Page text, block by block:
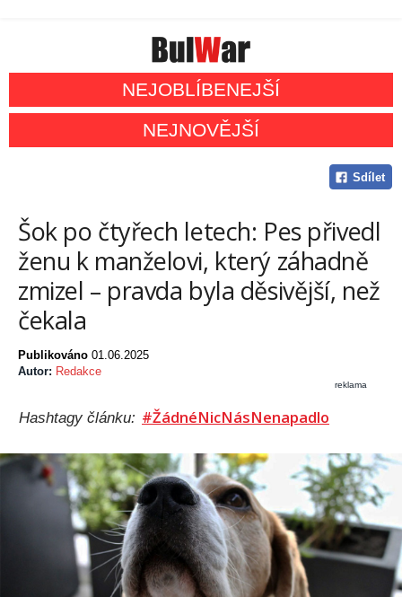
NEJOBLÍBENEJŠÍ
NEJNOVĚJŠÍ
Sdílet
Šok po čtyřech letech: Pes přivedl
ženu k manželovi, který záhadně
zmizel – pravda byla děsivější, než
čekala
Publikováno 01.06.2025
Autor: Redakce
reklama
Hashtagy článku: #ŽádnéNicNásNenapadlo